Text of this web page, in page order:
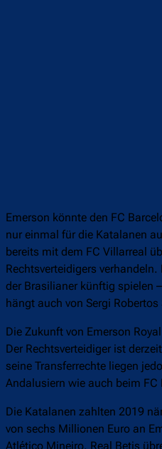
Emerson könnte den FC
nur einmal für die Katalanen
bereits mit dem FC Villarreal
Rechtsverteidigers
der Brasilianer künftig spielen
hängt auch von Sergi
Die Zukunft von Emerson
Der Rechtsverteidiger ist
seine Transferrechte liegen
Andalusiern wie auch beim FC
Die Katalanen zahlten 2019
von sechs Millionen Euro an
Atlético Mineiro, Real Betis